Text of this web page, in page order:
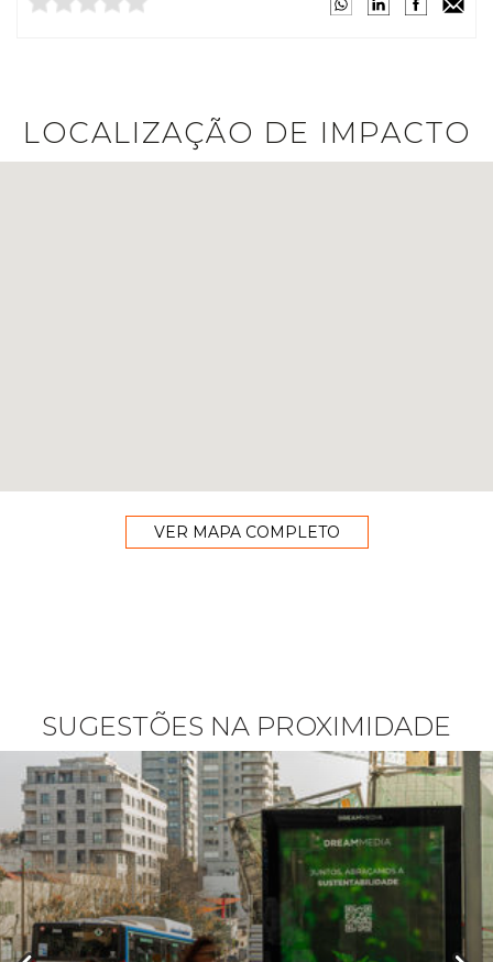
LOCALIZAÇÃO DE IMPACTO
VER MAPA COMPLETO
SUGESTÕES NA PROXIMIDADE